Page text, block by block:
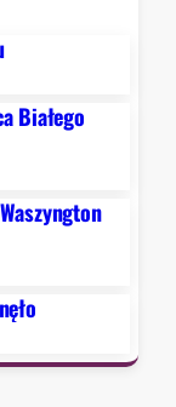
o
Białego